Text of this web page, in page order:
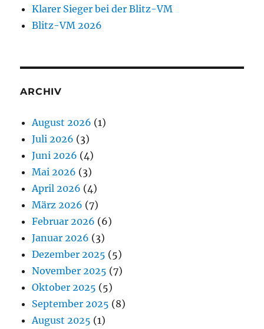
Klarer Sieger bei der Blitz-VM
Blitz-VM 2026
ARCHIV
August 2026 (1)
Juli 2026 (3)
Juni 2026 (4)
Mai 2026 (3)
April 2026 (4)
März 2026 (7)
Februar 2026 (6)
Januar 2026 (3)
Dezember 2025 (5)
November 2025 (7)
Oktober 2025 (5)
September 2025 (8)
August 2025 (1)